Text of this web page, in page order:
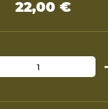
22,00€